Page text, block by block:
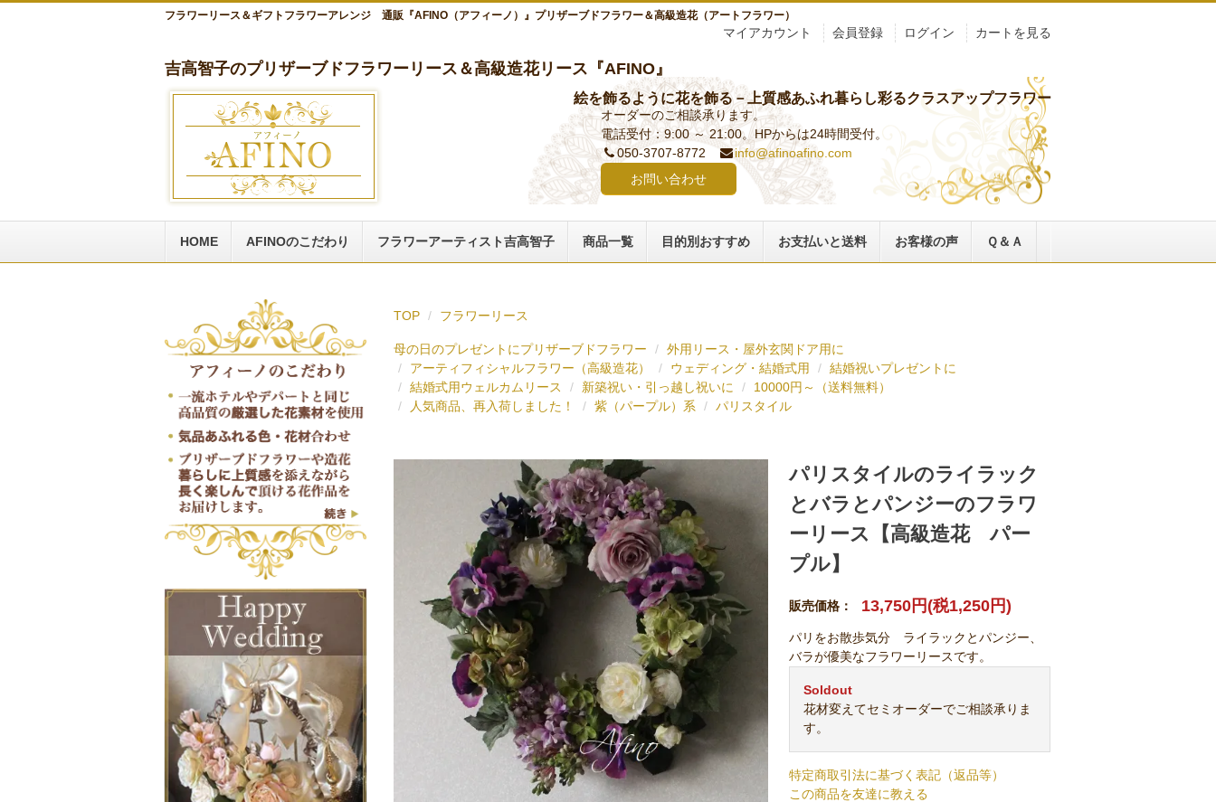
フラワーリース＆ギフトフラワーアレンジ 通販『AFINO（アフィーノ）』プリザーブドフラワー＆高級造花（アートフラワー）
マイアカウント 会員登録 ログイン カートを見る
吉高智子のプリザーブドフラワーリース＆高級造花リース『AFINO』
絵を飾るように花を飾る－上質感あふれ暮らし彩るクラスアップフラワー
オーダーのご相談承ります。
電話受付：9:00 ～ 21:00。HPからは24時間受付。
050-3707-8772
info@afinoafino.com
お問い合わせ
HOME AFINOのこだわり フラワーアーティスト吉高智子 商品一覧 目的別おすすめ お支払いと送料 お客様の声 Ｑ＆Ａ
TOP フラワーリース
母の日のプレゼントにプリザーブドフラワー
外用リース・屋外玄関ドア用に
アーティフィシャルフラワー（高級造花）
ウェディング・結婚式用
結婚祝いプレゼントに
結婚式用ウェルカムリース
新築祝い・引っ越し祝いに
10000円～（送料無料）
人気商品、再入荷しました！
紫（パープル）系 パリスタイル
パリスタイルのライラック
とバラとパンジーのフラワ
ーリース【高級造花 パー
プル】
販売価格： 13,750円(税1,250円)
パリをお散歩気分 ライラックとパンジー、
バラが優美なフラワーリースです。
Soldout
花材変えてセミオーダーでご相談承りま
す。
特定商取引法に基づく表記（返品等）
この商品を友達に教える